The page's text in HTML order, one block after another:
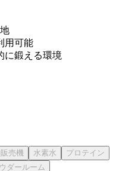
用可能
に鍛える環境